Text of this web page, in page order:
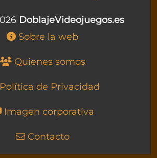
DoblajeVideojuegos.es
Sobre la web
Quienes somos
Política de Privacidad
Imagen corporativa
Contacto